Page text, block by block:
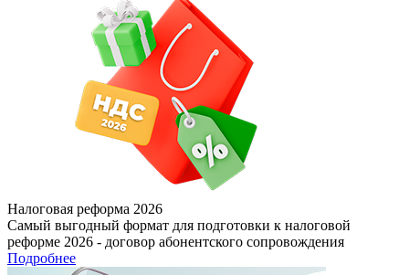
Налоговая реформа 2026
Самый выгодный формат для подготовки к налоговой
реформе 2026 - договор абонентского сопровождения
Подробнее